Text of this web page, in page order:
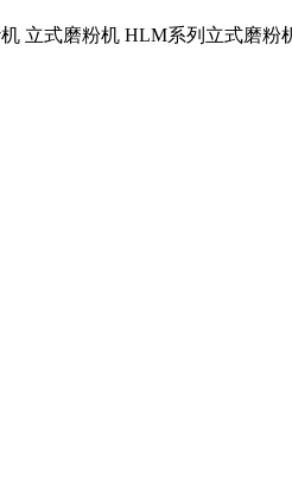
立式磨粉机 HLM系列立式磨